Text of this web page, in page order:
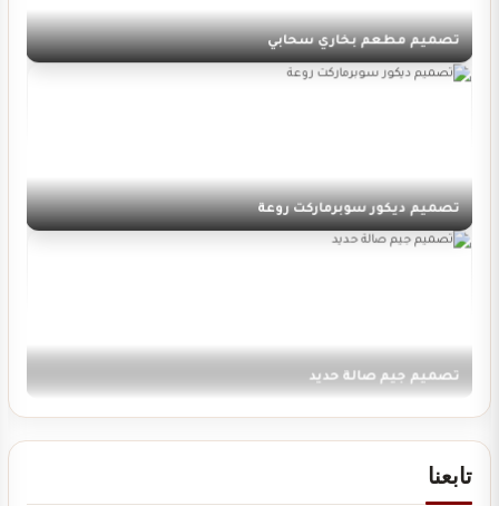
تصميم مطعم بخاري سحابي
تصميم ديكور سوبرماركت روعة
تابعنا